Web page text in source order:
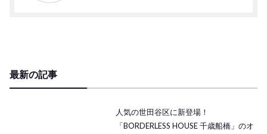
最新の記事
人気の世田谷区に新登場！
「BORDERLESS HOUSE 千歳船橋」のオ